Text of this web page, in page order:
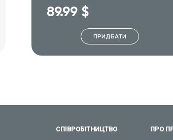
89.99 $
ПРИДБАТИ
СПІВРОБІТНИЦТВО ПРО